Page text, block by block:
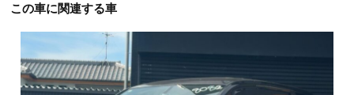
この車に関連する車